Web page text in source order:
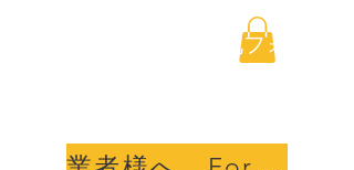
海外不動産取引透明化フォ